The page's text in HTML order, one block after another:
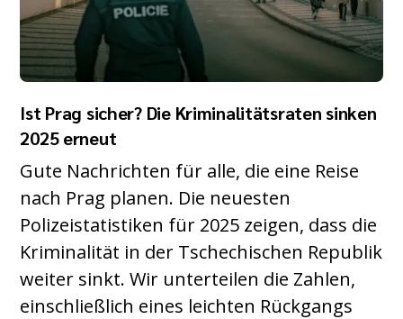
Ist Prag sicher? Die Kriminalitätsraten sinken
2025 erneut
Gute Nachrichten für alle, die eine Reise
nach Prag planen. Die neuesten
Polizeistatistiken für 2025 zeigen, dass die
Kriminalität in der Tschechischen Republik
weiter sinkt. Wir unterteilen die Zahlen,
einschließlich eines leichten Rückgangs